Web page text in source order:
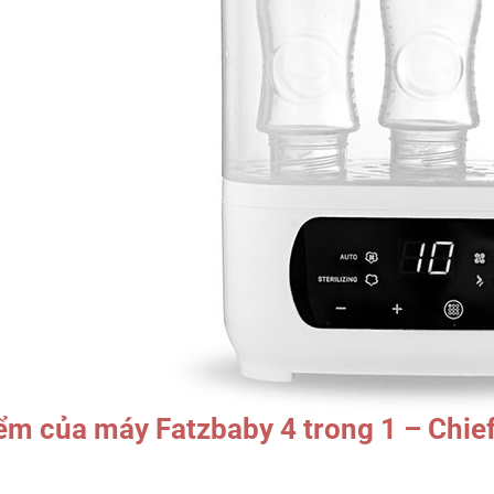
của máy Fatzbaby 4 trong 1 –